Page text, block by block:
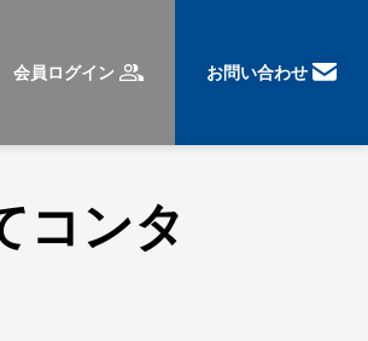
会員ログイン お問い合わせ
コンタ